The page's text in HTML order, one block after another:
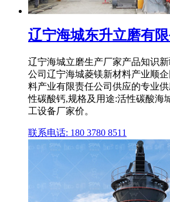
辽宁海城东升立磨有限
辽宁海城立磨生产厂家产品知识
公司辽宁海城菱镁新材料产业顺
料产业有限责任公司供应的专业
性碳酸钙,规格及用途:活性碳酸海
工设备厂家价。
联系电话: 180 3780 8511